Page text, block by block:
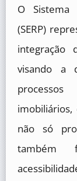
O Sistema
(SERP)
integração
visando a
imobiliários,
não só
também